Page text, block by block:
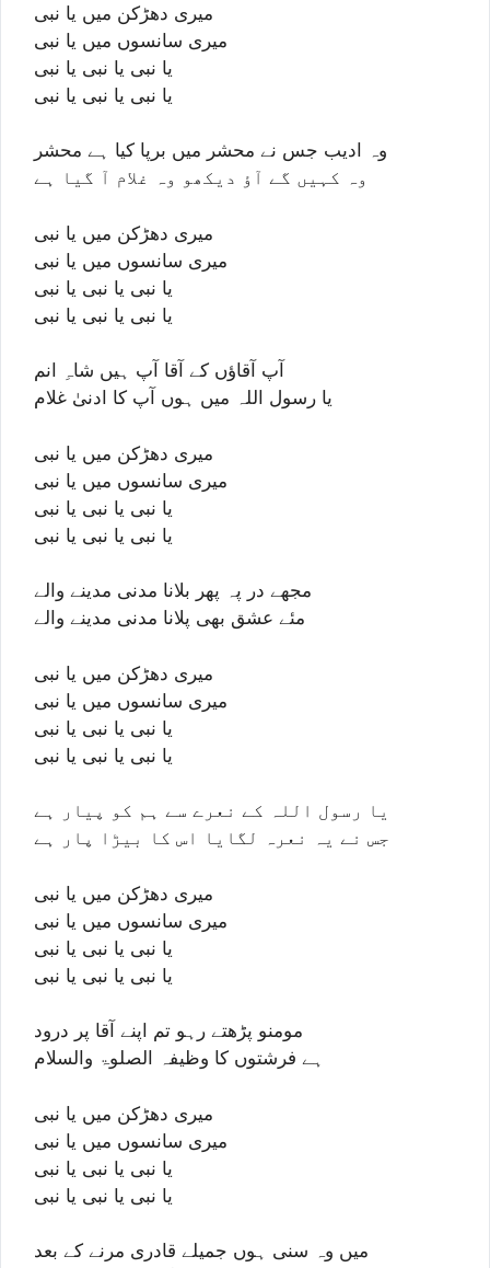
میری دھڑکن میں یا نبی
میری سانسوں میں یا نبی
یا نبی یا نبی یا نبی
یا نبی یا نبی یا نبی
وہ ادیب جس نے محشر میں برپا کیا ہے محشر
وہ کہیں گے آؤ دیکھو وہ غلام آ گیا ہے
میری دھڑکن میں یا نبی
میری سانسوں میں یا نبی
یا نبی یا نبی یا نبی
یا نبی یا نبی یا نبی
آپ آقاؤں کے آقا آپ ہیں شاہِ انم
یا رسول اللہ میں ہوں آپ کا ادنیٰ غلام
میری دھڑکن میں یا نبی
میری سانسوں میں یا نبی
یا نبی یا نبی یا نبی
یا نبی یا نبی یا نبی
مجھے در پہ پھر بلانا مدنی مدینے والے
مئے عشق بھی پلانا مدنی مدینے والے
میری دھڑکن میں یا نبی
میری سانسوں میں یا نبی
یا نبی یا نبی یا نبی
یا نبی یا نبی یا نبی
یا رسول اللہ کے نعرے سے ہم کو پیار ہے
جس نے یہ نعرہ لگایا اس کا بیڑا پار ہے
میری دھڑکن میں یا نبی
میری سانسوں میں یا نبی
یا نبی یا نبی یا نبی
یا نبی یا نبی یا نبی
مومنو پڑھتے رہو تم اپنے آقا پر درود
ہے فرشتوں کا وظیفہ الصلوۃ والسلام
میری دھڑکن میں یا نبی
میری سانسوں میں یا نبی
یا نبی یا نبی یا نبی
یا نبی یا نبی یا نبی
میں وہ سنی ہوں جمیلے قادری مرنے کے بعد